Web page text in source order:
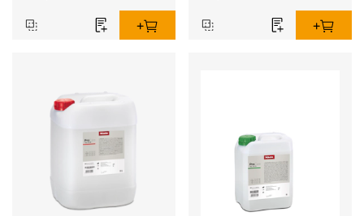
was.